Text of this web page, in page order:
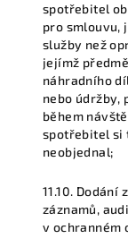
spotřebitel
pro smlouvu,
služby než
jejímž
náhradního
nebo údržby,
během
spotřebitel si
neobjednal;
11.10.
záznamů,
v ochranném